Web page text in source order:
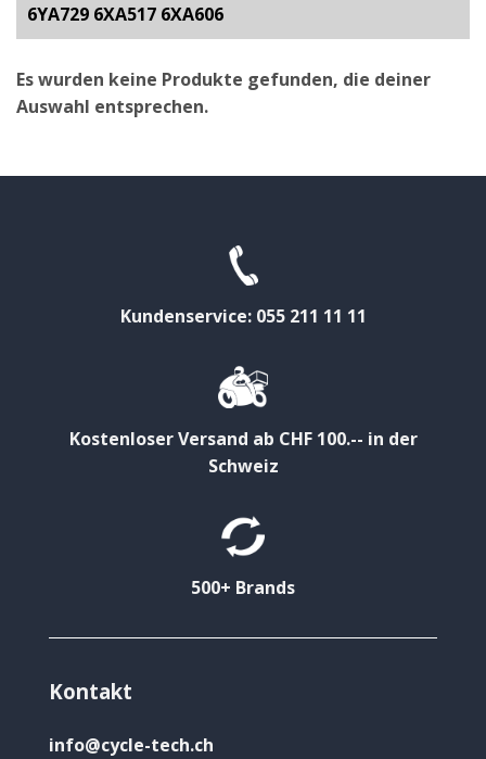
6YA729 6XA517 6XA606
Es wurden keine Produkte gefunden, die deiner
Auswahl entsprechen.
Kundenservice: 055 211 11 11
Kostenloser Versand ab CHF 100.-- in der
Schweiz
500+ Brands
Kontakt
info@cycle-tech.ch